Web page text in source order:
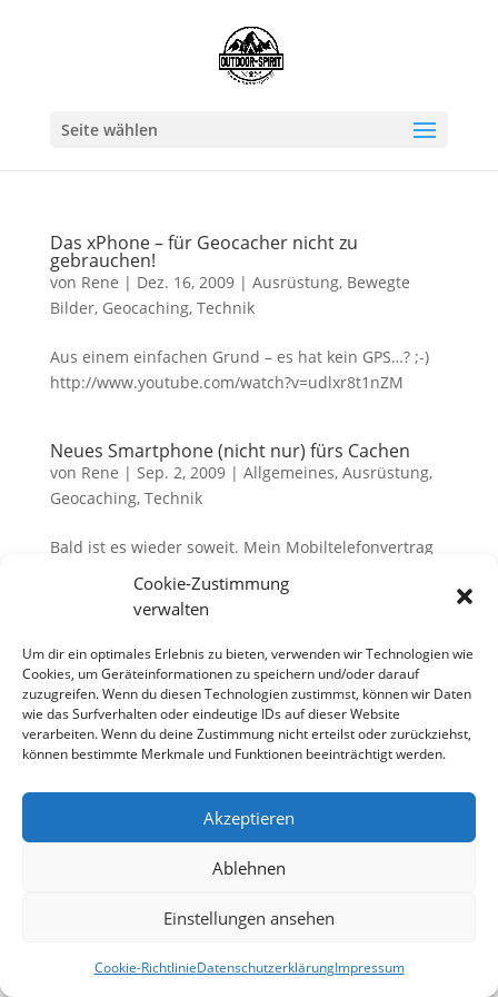
Cookie-Zustimmung
verwalten
Um dir ein optimales Erlebnis zu bieten, verwenden wir Technologien wie
Cookies, um Geräteinformationen zu speichern und/oder darauf
zuzugreifen. Wenn du diesen Technologien zustimmst, können wir Daten
wie das Surfverhalten oder eindeutige IDs auf dieser Website
verarbeiten. Wenn du deine Zustimmung nicht erteilst oder zurückziehst,
können bestimmte Merkmale und Funktionen beeinträchtigt werden.
Akzeptieren
Ablehnen
Einstellungen ansehen
Cookie-RichtlinieDatenschutzerklärungImpressum
Seite wählen
Das xPhone – für Geocacher nicht zu
gebrauchen!
von Rene | Dez. 16, 2009| Ausrüstung, Bewegte
Bilder, Geocaching, Technik
Aus einem einfachen Grund – es hat kein GPS…? ;-)
http://www.youtube.com/watch?v=udlxr8t1nZM
Neues Smartphone (nicht nur) fürs Cachen
von Rene | Sep. 2, 2009| Allgemeines, Ausrüstung,
Geocaching, Technik
Bald ist es wieder soweit. Mein Mobiltelefonvertrag
läuft Anfang des Jahres aus und da liegt es in der
Natur der Sache, dass man sich nicht nur nach
umschaut. Als Benutzer von Nokia Telefonen seit
ungefähr 1995 (mein...
Datenschutzerklärung
Impressum
Cookie-Richtlinie (EU)
WordPress